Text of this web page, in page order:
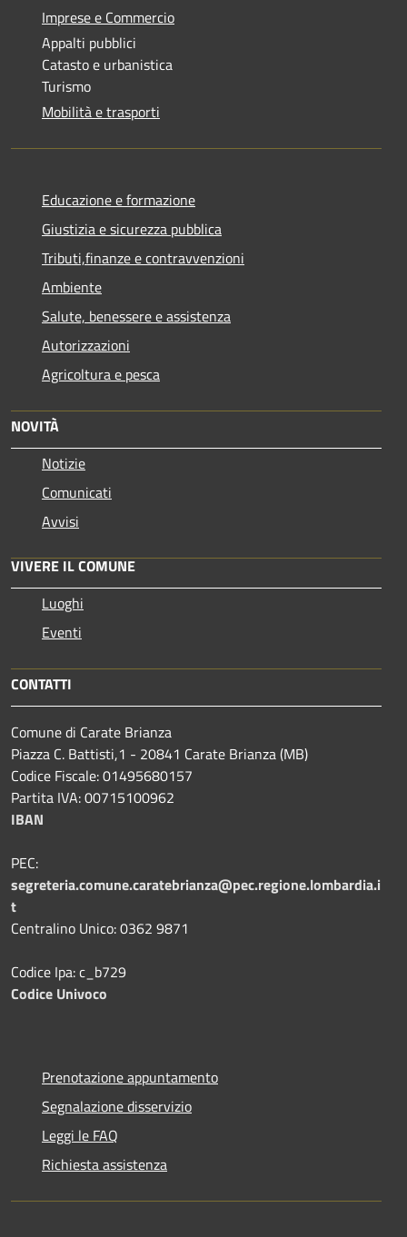
Imprese e Commercio
Appalti pubblici
Catasto e urbanistica
Turismo
Mobilità e trasporti
Educazione e formazione
Giustizia e sicurezza pubblica
Tributi,finanze e contravvenzioni
Ambiente
Salute, benessere e assistenza
Autorizzazioni
Agricoltura e pesca
NOVITÀ
Notizie
Comunicati
Avvisi
VIVERE IL COMUNE
Luoghi
Eventi
CONTATTI
Comune di Carate Brianza
Piazza C. Battisti,1 - 20841 Carate Brianza (MB)
Codice Fiscale: 01495680157
Partita IVA: 00715100962
IBAN
PEC:
segreteria.comune.caratebrianza@pec.regione.lombardia.i
t
Centralino Unico: 0362 9871
Codice Ipa: c_b729
Codice Univoco
Prenotazione appuntamento
Segnalazione disservizio
Leggi le FAQ
Richiesta assistenza